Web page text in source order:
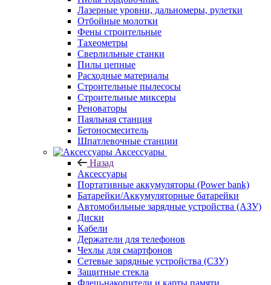
Лазерные уровни, дальномеры, рулетки
Отбойные молотки
Фены строительные
Тахеометры
Сверлильные станки
Пилы цепные
Расходные материалы
Строительные пылесосы
Строительные миксеры
Реноваторы
Паяльная станция
Бетоносмеситель
Шпатлевочные станции
Аксессуары
Назад
Аксессуары
Портативные аккумуляторы (Power bank)
Батарейки/Аккумуляторные батарейки
Автомобильные зарядные устройства (АЗУ)
Диски
Кабели
Держатели для телефонов
Чехлы для смартфонов
Сетевые зарядные устройства (СЗУ)
Защитные стекла
Флеш-накопители и карты памяти